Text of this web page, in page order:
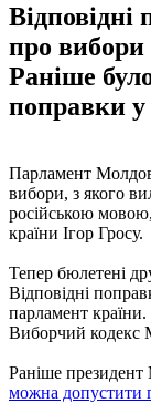
Відповідні
про вибори
Раніше
поправки
Парламент
вибори, з якого
російською мовою,
країни Ігор Гросу.
Тепер бюлетені
Відповідні
парламент
Виборчий кодекс
Раніше
можна допустити